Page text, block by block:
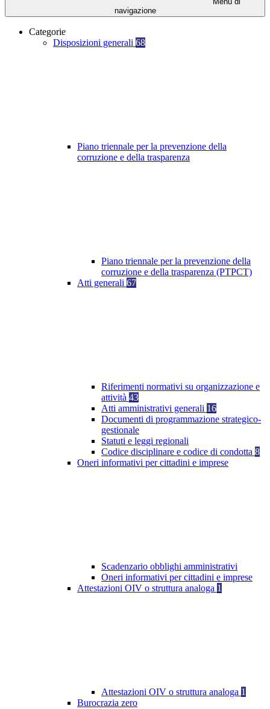
navigazione
Categorie
Disposizioni generali 68
Piano triennale per la prevenzione della
corruzione e della trasparenza
Piano triennale per la prevenzione della
corruzione e della trasparenza (PTPCT)
Atti generali 67
Riferimenti normativi su organizzazione e
attività 43
Atti amministrativi generali 16
Documenti di programmazione strategico-
gestionale
Statuti e leggi regionali
Codice disciplinare e codice di condotta 8
Oneri informativi per cittadini e imprese
Scadenzario obblighi amministrativi
Oneri informativi per cittadini e imprese
Attestazioni OIV o struttura analoga 1
Attestazioni OIV o struttura analoga 1
Burocrazia zero